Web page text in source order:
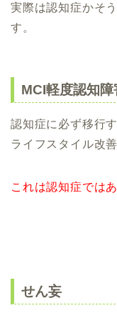
実際は認知症かそ
す。
MCI軽度認知障
認知症に必ず移行
ライフスタイル改
これは認知症では
せん妄